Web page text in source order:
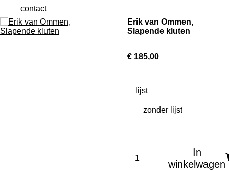
contact
Erik van Ommen,
Slapende kluten
€ 185,00
lijst
In
winkelwagen